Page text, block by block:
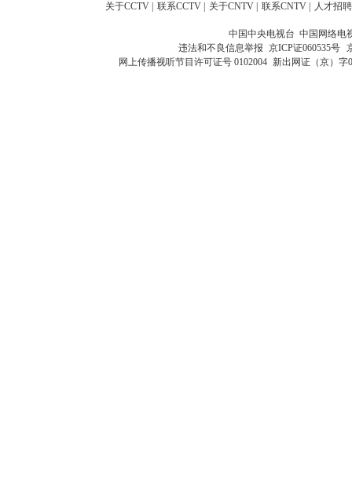
关于CCTV 联系CCTV 关于CNTV 联系CNTV 人才招聘
中国中央电视台 中国网络电
违法和不良信息举报 京ICP证060535号
网上传播视听节目许可证号 0102004 新出网证（京）